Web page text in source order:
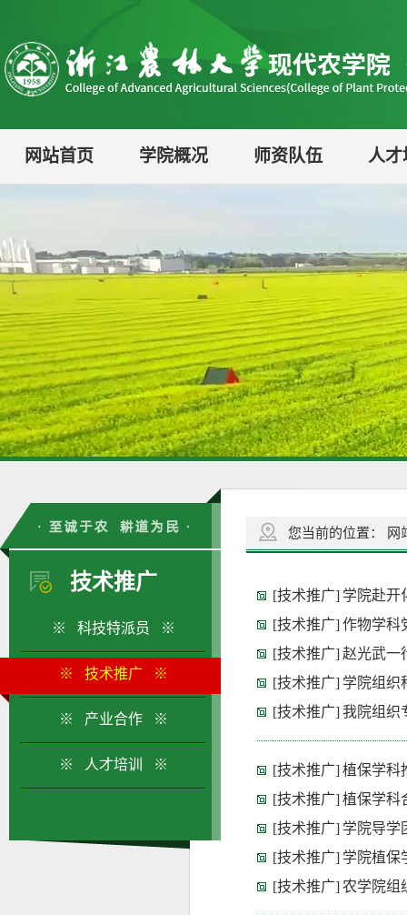
网站首页 学院概况 师资队伍 人才
技术推广
※ 科技特派员 ※
※ 技术推广 ※
※ 产业合作 ※
※ 人才培训 ※
您当前的位置： 网
[技术推广] 学院赴开
[技术推广]作物学科
[技术推广]赵光武一
[技术推广] 学院组织
[技术推广]我院组织
[技术推广]植保学科
[技术推广]植保学科
[技术推广] 学院导学
[技术推广] 学院植保
[技术推广]农学院组